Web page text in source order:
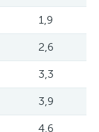
1,9
2,6
3,3
3,9
4,6